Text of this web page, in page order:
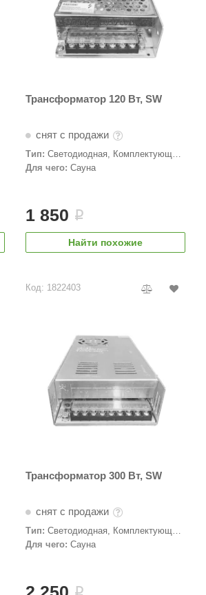
Трансформатор 120 Вт, SW
снят с продажи
Тип: Светодиодная, Комплектующие,
Трансформаторы
Для чего: Сауна
1 850 i
Найти похожие
Код: 1822403
Трансформатор 300 Вт, SW
снят с продажи
Тип: Светодиодная, Комплектующие,
Трансформаторы
Для чего: Сауна
i